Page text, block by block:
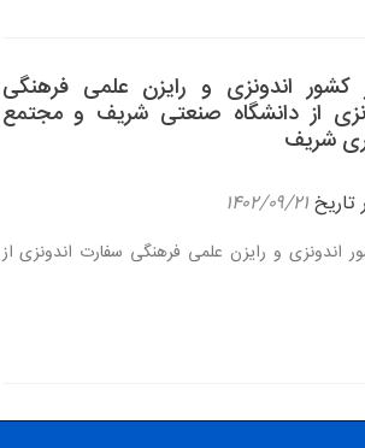
کشور اندونزی و رایزن علمی فرهنگی
از دانشگاه صنعتی شریف و مجتمع
شریف
۱۴۰۲/۰۹/۲۱
اندونزی و رایزن علمی فرهنگی سفارت اندونزی از